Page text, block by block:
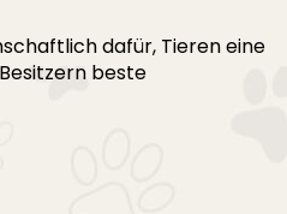
dafür, Tieren eine
beste